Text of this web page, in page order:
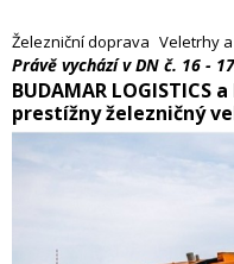
také vynikající příležitost k
Železniční doprava Veletrhy
​Právě vychází v DN č. 16 - 17
BUDAMAR
prestížny železničný